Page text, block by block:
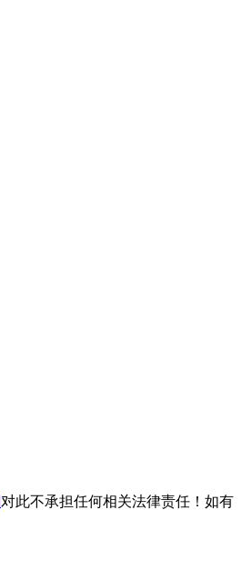
对此不承担任何相关法律责任！如有